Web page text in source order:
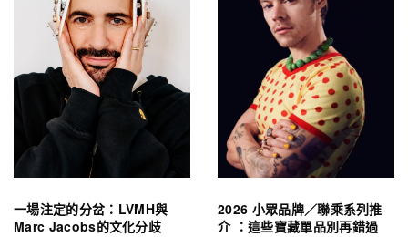
一場注定的分岔：LVMH與
Marc Jacobs的文化分歧
2026 小眾品牌／聯乘系列推
介 ：這些寶藏單品別再錯過